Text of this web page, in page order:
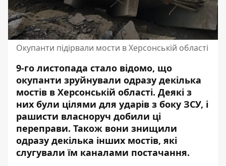
Окупанти підірвали мости в Херсонській області
9-го листопада стало відомо, що
окупанти зруйнували одразу декілька
мостів в Херсонській області. Деякі з
них були цілями для ударів з боку ЗСУ, і
рашисти власноруч добили ці
переправи. Також вони знищили
одразу декілька інших мостів, які
слугували їм каналами постачання.